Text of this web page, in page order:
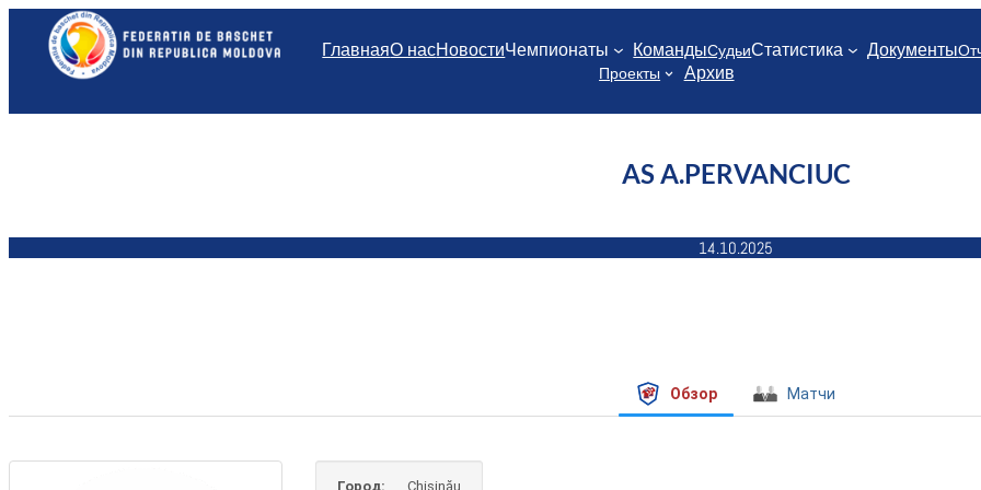
Перейти
содержимому
ГлавнаяО насНовостиЧемпионаты КомандыСудьиСтатистика Документы
Проекты
Архив
AS A.PERVANCIUC
14.10.2025
Обзор Матчи
Город: Chișinău